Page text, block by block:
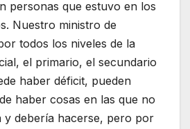
personas que estuvo en los
Nuestro ministro de
todos los niveles de la
el primario, el secundario
haber déficit, pueden
haber cosas en las que no
y debería hacerse, pero por